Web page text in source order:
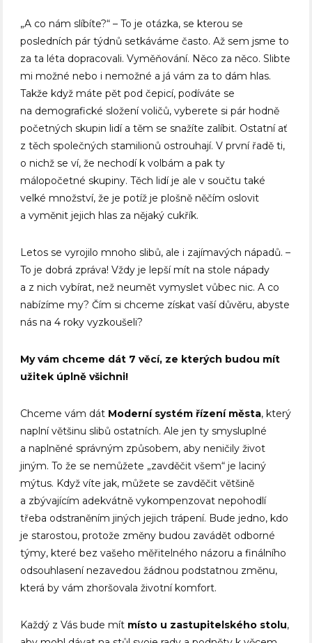
„A co nám slíbíte?“ – To je otázka, se kterou se
posledních pár týdnů setkáváme často. Až sem jsme to
za ta léta dopracovali. Vyměňování. Něco za něco. Slibte
mi možné nebo i nemožné a já vám za to dám hlas.
Takže když máte pět pod čepicí, podíváte se
na demografické složení voličů, vyberete si pár hodně
početných skupin lidí a těm se snažíte zalíbit. Ostatní ať
z těch společných stamilionů ostrouhají. V první řadě ti,
o nichž se ví, že nechodí k volbám a pak ty
málopočetné skupiny. Těch lidí je ale v součtu také
velké množství, že je potíž je plošně něčím oslovit
a vyměnit jejich hlas za nějaký cukřík.
Letos se vyrojilo mnoho slibů, ale i zajímavých nápadů. –
To je dobrá zpráva! Vždy je lepší mít na stole nápady
a z nich vybírat, než neumět vymyslet vůbec nic. A co
nabízíme my? Čím si chceme získat vaší důvěru, abyste
nás na 4 roky vyzkoušeli?
My vám chceme dát 7 věcí, ze kterých budou mít
užitek úplně všichni!
Chceme vám dát Moderní systém řízení města, který
naplní většinu slibů ostatních. Ale jen ty smysluplné
a naplněné správným způsobem, aby neničily život
jiným. To že se nemůžete „zavděčit všem“ je laciný
mýtus. Když víte jak, můžete se zavděčit většině
a zbývajícím adekvátně vykompenzovat nepohodlí
třeba odstraněním jiných jejich trápení. Bude jedno, kdo
je starostou, protože změny budou zavádět odborné
týmy, které bez vašeho měřitelného názoru a finálního
odsouhlasení nezavedou žádnou podstatnou změnu,
která by vám zhoršovala životní komfort.
Každý z Vás bude mít místo u zastupitelského stolu,